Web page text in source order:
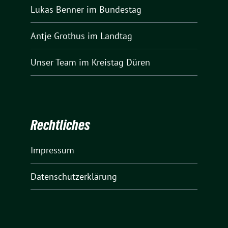
Lukas Benner im Bundestag
Antje Grothus im Landtag
Unser Team im Kreistag Düren
Rechtliches
Impressum
Datenschutzerklärung